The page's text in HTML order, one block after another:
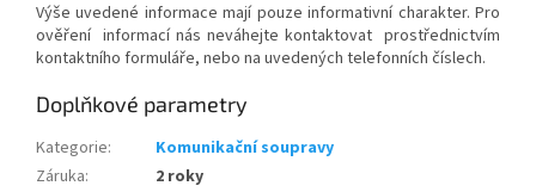
Výše uvedené informace mají pouze informativní charakter. Pro
ověření informací nás neváhejte kontaktovat prostřednictvím
kontaktního formuláře, nebo na uvedených telefonních číslech.
Doplňkové parametry
Kategorie:
Komunikační soupravy
Záruka: 2 roky